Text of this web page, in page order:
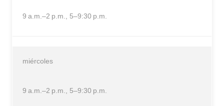
9 a.m.–2 p.m., 5–9:30 p.m.
miércoles
9 a.m.–2 p.m., 5–9:30 p.m.